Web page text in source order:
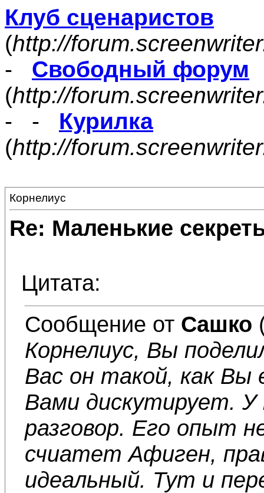
Клуб сценаристов
(http://
- Свободный форум
(http://
- - Курилка
(http://
Корнелиус
Re: Маленькие
Цитата:
Сообщение от Сашко
Корнелиус, Вы
Вас он такой, как Вы
Вами дискутирует. У
разговор. Его опыт
счиатет Афиген,
идеальный. Тут и